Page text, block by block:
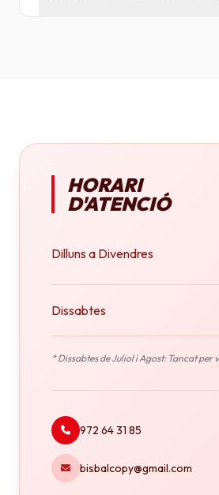
HORARI
D'ATENCIÓ
Dilluns a Divendres
Dissabtes
* Dissabtes de Juliol i Agost: Tancat per
972 64 31 85
bisbalcopy@gmail.com